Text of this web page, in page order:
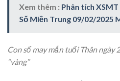
Xem thêm : Phân tích
Số Miền Trung 09/02/2025
Con số may mắn tuổi Thân
“vàng”